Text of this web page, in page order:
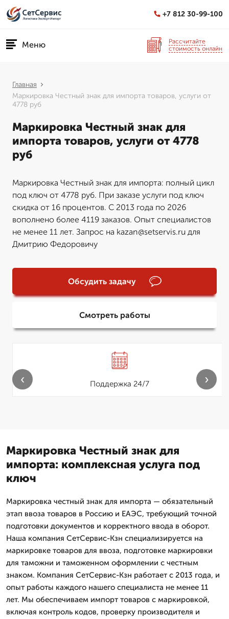
+7 812 30-99-100
Меню
Рассчитайте
стоимость онлайн
Главная
Маркировка Честный знак для импорта товаров, услуги от
4778 руб
Маркировка Честный знак для
импорта товаров, услуги от 4778
руб
Маркировка Честный знак для импорта: полный цикл
под ключ от 4778 руб. При заказе услуги под ключ
скидка от 16 процентов. С 2013 года по 2026
вополнено более 4119 заказов. Опыт специалистов
не менее 11 лет. Запрос на kazan@setservis.ru для
Дмитрию Федоровичу
Обсудить задачу
Смотреть работы
Поддержка 24/7
‹ ›
Маркировка Честный знак для
импорта: комплексная услуга под
ключ
Маркировка честный знак для импорта — обязательный
этап ввоза товаров в Россию и ЕАЭС, требующий точной
подготовки документов и корректного ввода в оборот.
Наша компания СетСервис-Кзн специализируется на
маркировке товаров для ввоза, подготовке маркировки
для таможни и таможенном оформлении с честным
знаком. Компания СетСервис-Кзн работает с 2013 года, и
опыт работы каждого нашего специалиста не менее 11
лет. Мы обеспечиваем импорт товаров с маркировкой,
включая контроль кодов, проверку производителя и